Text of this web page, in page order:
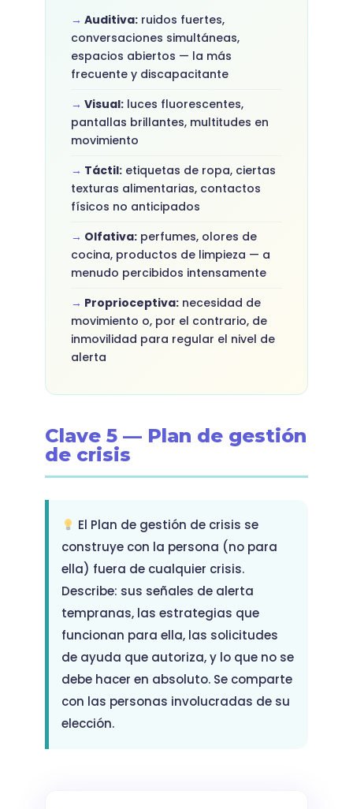
Auditiva:ruidos fuertes,
conversaciones simultáneas,
espacios abiertos — la más
frecuente y discapacitante
Visual:luces fluorescentes,
pantallas brillantes, multitudes en
movimiento
Táctil:etiquetas de ropa, ciertas
texturas alimentarias, contactos
físicos no anticipados
Olfativa:perfumes, olores de
cocina, productos de limpieza — a
menudo percibidos intensamente
Proprioceptiva:necesidad de
movimiento o, por el contrario, de
inmovilidad para regular el nivel de
alerta
Clave 5 — Plan de gestión
de crisis
El Plan de gestión de crisis se
construye con la persona (no para
ella) fuera de cualquier crisis.
Describe: sus señales de alerta
tempranas, las estrategias que
funcionan para ella, las solicitudes
de ayuda que autoriza, y lo que no se
debe hacer en absoluto. Se comparte
con las personas involucradas de su
elección.